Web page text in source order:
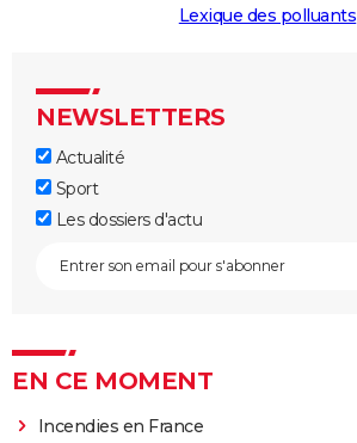
Lexique des polluants
NEWSLETTERS
Actualité
Sport
Les dossiers d'actu
EN CE MOMENT
Incendies en France